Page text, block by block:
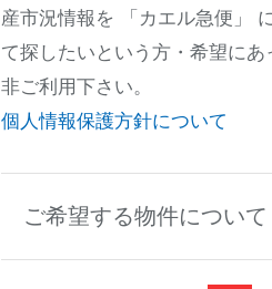
産市況情報を 「カエル急便」
て探したいという方・希望に
非ご利用下さい。
個人情報保護方針について
ご希望する物件について